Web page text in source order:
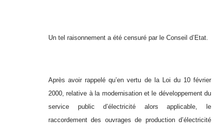
Un tel raisonnement a été censuré par le Conseil d’Etat.
Après avoir rappelé qu’en vertu de la Loi du 10 février
2000, relative à la modernisation et le développement du
service public d’électricité alors applicable, le
raccordement des ouvrages de production d’électricité